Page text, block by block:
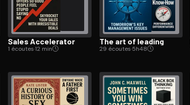
Sales Accelerator
1 écoutes·12 min
The art of leading
29 écoutes·5h48